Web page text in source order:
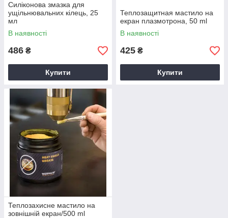
Силіконова змазка для
ущільнювальних кілець, 25
мл
В наявності
486 ₴
Купити
Теплозащитная мастило на
екран плазмотрона, 50 ml
В наявності
425 ₴
Купити
Теплозахисне мастило на
зовнішній екран/500 ml